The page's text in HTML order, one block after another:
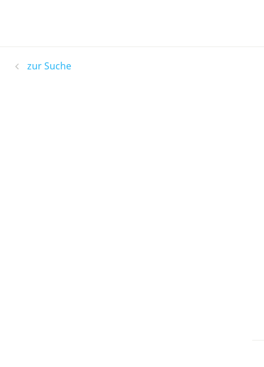
zur Suche